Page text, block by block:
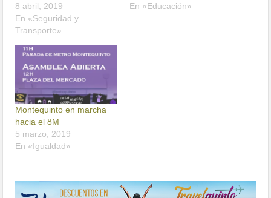
8 abril, 2019
En «Seguridad y
Transporte»
En «Educación»
Montequinto en marcha
hacia el 8M
5 marzo, 2019
En «Igualdad»